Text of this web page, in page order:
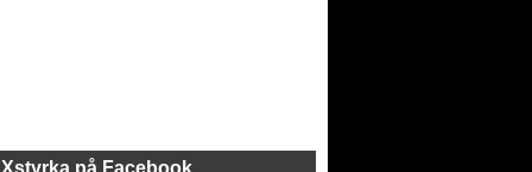
på Facebook